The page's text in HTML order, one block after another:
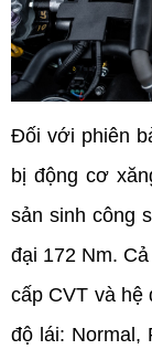
Đối với phiên
bị động cơ
sản sinh công
đại 172 Nm.
cấp CVT và hệ
độ lái: Normal,